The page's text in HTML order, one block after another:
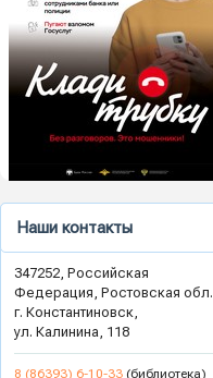
Наши контакты
347252, Российская
Федерация, Ростовская обл.,
г. Константиновск,
ул. Калинина, 118
8 (86393) 6-10-33 (библиотека)